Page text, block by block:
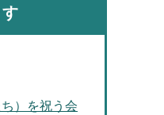
）を祝う会